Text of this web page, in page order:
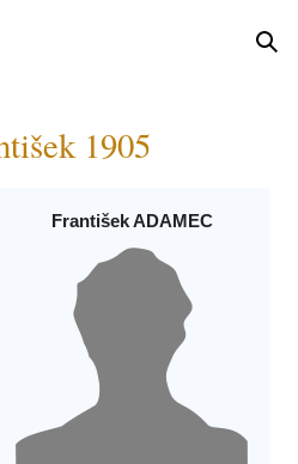
1905
František ADAMEC